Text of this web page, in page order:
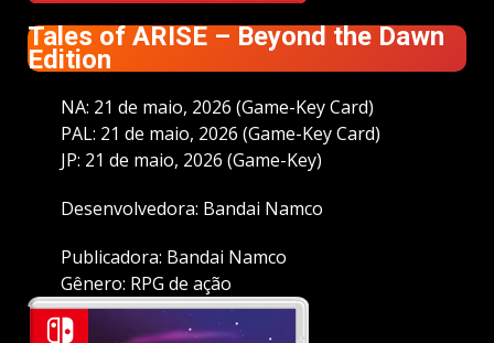
Tales of ARISE – Beyond the Dawn
Edition
NA: 21 de maio, 2026 (Game-Key Card)
PAL: 21 de maio, 2026 (Game-Key Card)
JP: 21 de maio, 2026 (Game-Key)
Desenvolvedora: Bandai Namco
Publicadora: Bandai Namco
Gênero: RPG de ação